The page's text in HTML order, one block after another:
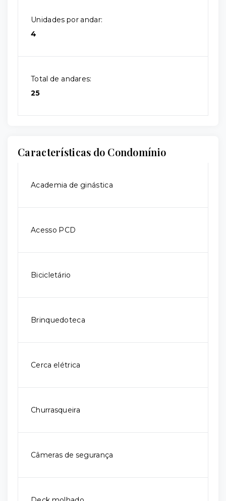
Unidades por andar:
4
Total de andares:
25
Características do Condomínio
Academia de ginástica
Acesso PCD
Bicicletário
Brinquedoteca
Cerca elétrica
Churrasqueira
Câmeras de segurança